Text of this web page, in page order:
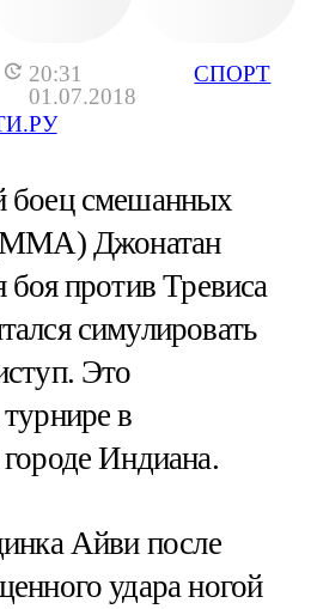
20:31
01.07.2018
СПОРТ
боец смешанных
Джонатан
против Тревиса
симулировать
Это
в
Индиана.
Айви после
удара ногой